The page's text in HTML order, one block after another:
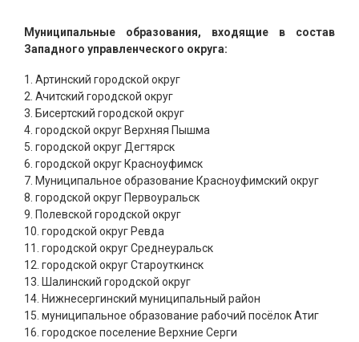
Муниципальные образования, входящие в состав
Западного управленческого округа:
1. Артинский городской округ
2. Ачитский городской округ
3. Бисертский городской округ
4. городской округ Верхняя Пышма
5. городской округ Дегтярск
6. городской округ Красноуфимск
7. Муниципальное образование Красноуфимский округ
8. городской округ Первоуральск
9. Полевской городской округ
10. городской округ Ревда
11. городской округ Среднеуральск
12. городской округ Староуткинск
13. Шалинский городской округ
14. Нижнесергинский муниципальный район
15. муниципальное образование рабочий посёлок Атиг
16. городское поселение Верхние Серги